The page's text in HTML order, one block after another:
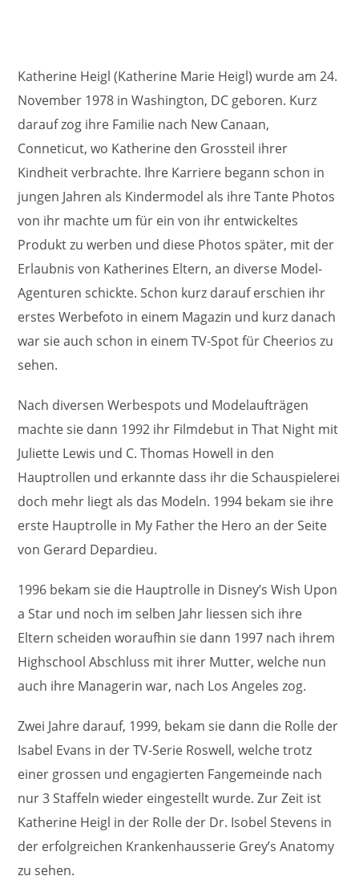
Katherine Heigl (Katherine Marie Heigl) wurde am 24.
November 1978 in Washington, DC geboren. Kurz
darauf zog ihre Familie nach New Canaan,
Conneticut, wo Katherine den Grossteil ihrer
Kindheit verbrachte. Ihre Karriere begann schon in
jungen Jahren als Kindermodel als ihre Tante Photos
von ihr machte um für ein von ihr entwickeltes
Produkt zu werben und diese Photos später, mit der
Erlaubnis von Katherines Eltern, an diverse Model-
Agenturen schickte. Schon kurz darauf erschien ihr
erstes Werbefoto in einem Magazin und kurz danach
war sie auch schon in einem TV-Spot für Cheerios zu
sehen.
Nach diversen Werbespots und Modelaufträgen
machte sie dann 1992 ihr Filmdebut in That Night mit
Juliette Lewis und C. Thomas Howell in den
Hauptrollen und erkannte dass ihr die Schauspielerei
doch mehr liegt als das Modeln. 1994 bekam sie ihre
erste Hauptrolle in My Father the Hero an der Seite
von Gerard Depardieu.
1996 bekam sie die Hauptrolle in Disney’s Wish Upon
a Star und noch im selben Jahr liessen sich ihre
Eltern scheiden woraufhin sie dann 1997 nach ihrem
Highschool Abschluss mit ihrer Mutter, welche nun
auch ihre Managerin war, nach Los Angeles zog.
Zwei Jahre darauf, 1999, bekam sie dann die Rolle der
Isabel Evans in der TV-Serie Roswell, welche trotz
einer grossen und engagierten Fangemeinde nach
nur 3 Staffeln wieder eingestellt wurde. Zur Zeit ist
Katherine Heigl in der Rolle der Dr. Isobel Stevens in
der erfolgreichen Krankenhausserie Grey’s Anatomy
zu sehen.